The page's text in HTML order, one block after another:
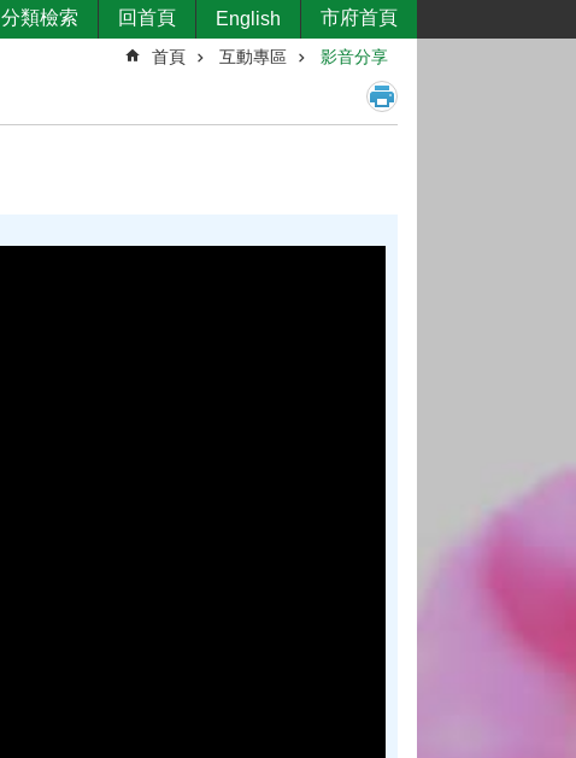
分類檢索 回首頁 English 市府首頁
首頁 互動專區 影音分享